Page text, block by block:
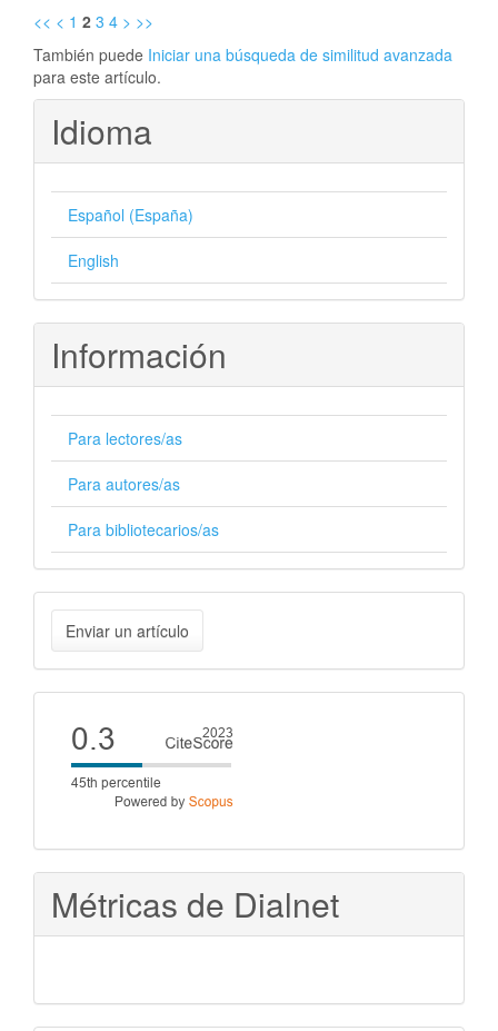
<< < 1 2 3 4 > >>
También puede Iniciar una búsqueda de similitud avanzada
para este artículo.
Idioma
Español (España)
English
Información
Para lectores/as
Para autores/as
Para bibliotecarios/as
Enviar
un
artículo
Enviar un artículo
Cite
score
Métricas de Dialnet